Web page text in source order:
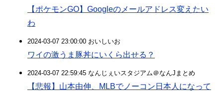
【ポケモンGO】Googleのメールアドレス変えたい
わ
2024-03-07 23:00:00 おいしいお
ワイの激うま豚丼にいくら出せる？
2024-03-07 22:59:45 なんじぇいスタジアム＠なんJまとめ
【悲報】山本由伸、MLBでノーコン日本人になって